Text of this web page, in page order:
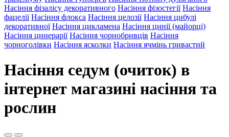
Насіння фізалісу декоративного Насіння фізостегії Насіння
фацелії Насіння флокса Насіння целозії Насіння цибулі
декоративної Насіння цикламена Насіння цинії (майорці)
Насіння цинерарії Насіння чорнобривців Насіння
чорноголівки Насіння ясколки Насіння ячмінь гривастий
Насіння седум (очиток) в
інтернет магазині насіння та
рослин